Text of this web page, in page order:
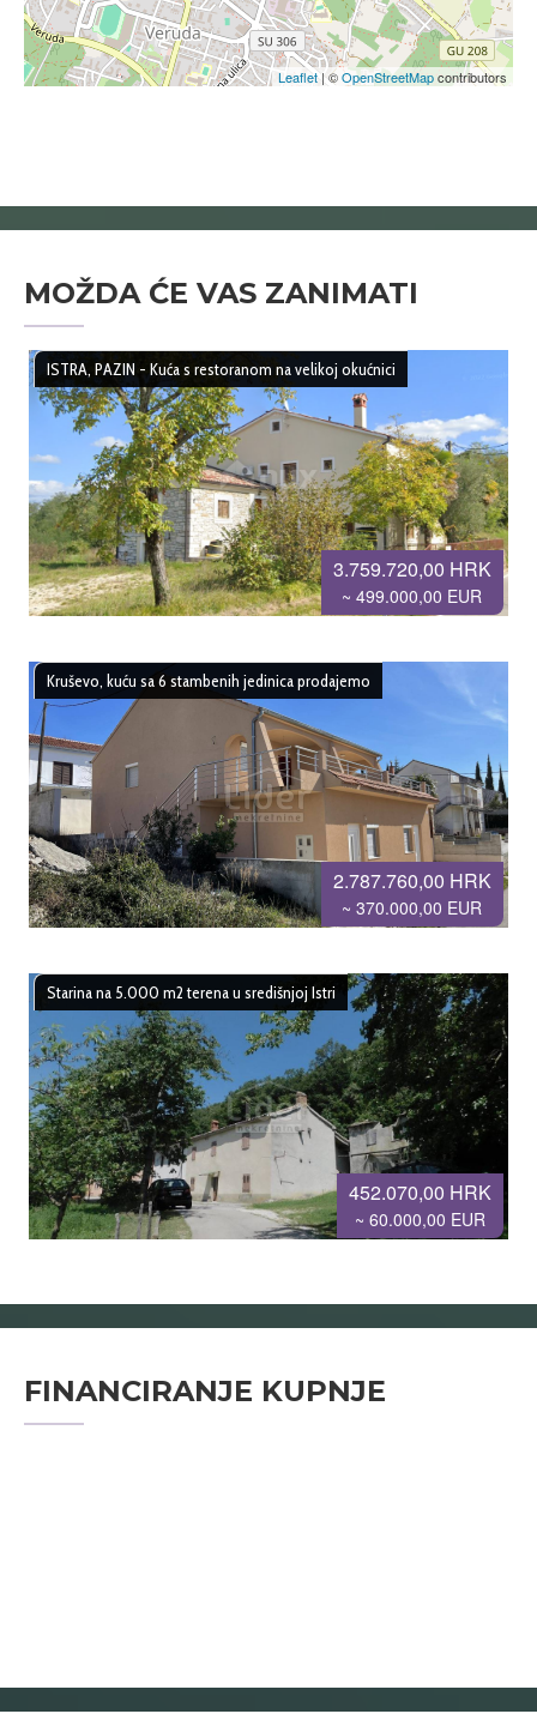
Leaflet| ©OpenStreetMapcontributors
MOŽDA ĆE VAS ZANIMATI
3.759.720,00 HRK
~ 499.000,00 EUR
ISTRA, PAZIN - Kuća s restoranom na velikoj okućnici
2.787.760,00 HRK
~ 370.000,00 EUR
Kruševo, kuću sa 6 stambenih jedinica prodajemo
452.070,00 HRK
~ 60.000,00 EUR
Starina na 5.000 m2 terena u središnjoj Istri
FINANCIRANJE KUPNJE